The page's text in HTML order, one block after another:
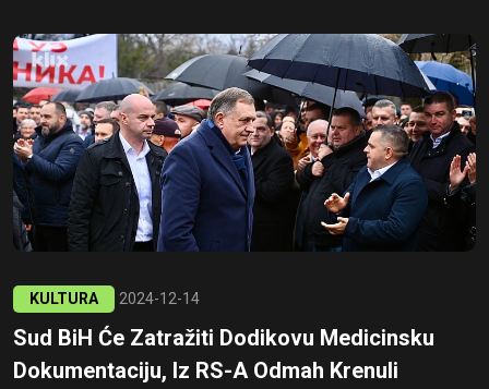
KULTURA 2024-12-14
Sud BiH Će Zatražiti Dodikovu Medicinsku
Dokumentaciju, Iz RS-A Odmah Krenuli